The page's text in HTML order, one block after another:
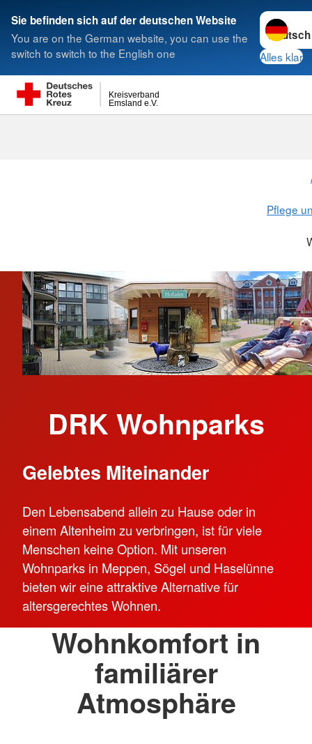
Sie befinden sich auf der deutschen Website
You are on the German website, you can use the
switch to switch to the English one
Sprache
Alles klar
Emsland e.V.
Kreisverband
Suche
Pflege
DRK Wohnparks
Gelebtes Miteinander
Den Lebensabend allein zu Hause oder in
einem Altenheim zu verbringen, ist für viele
Menschen keine Option. Mit unseren
Wohnparks in Meppen, Sögel und Haselünne
bieten wir eine attraktive Alternative für
altersgerechtes Wohnen.
Wohnkomfort in
familiärer
Atmosphäre